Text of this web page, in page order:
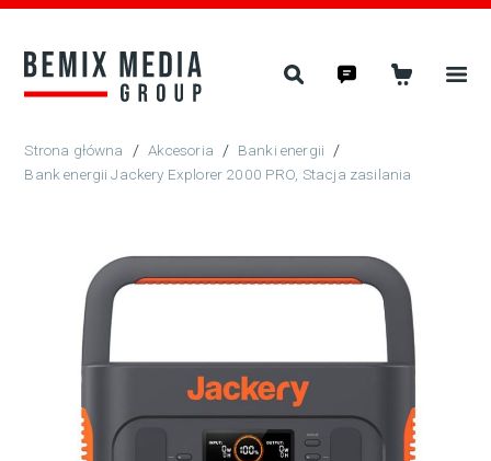
/ Akcesoria / Banki energii /
Bank energii Jackery Explorer 2000 PRO, Stacja zasilania